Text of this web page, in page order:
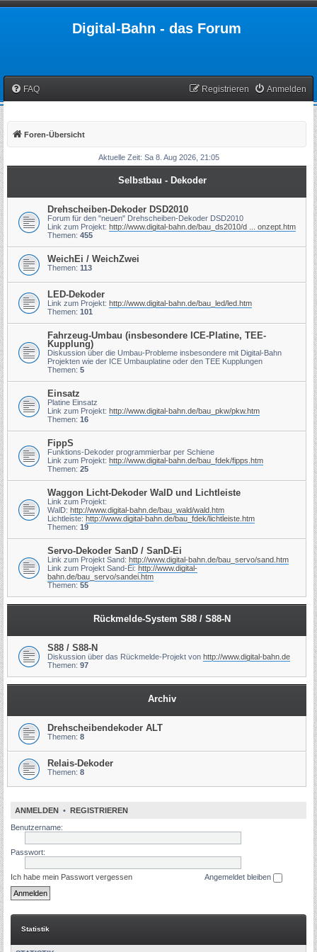
Digital-Bahn - das Forum
FAQ Anmelden
Registrieren
Foren-Übersicht
Aktuelle Zeit: Sa 8. Aug 2026, 21:05
Selbstbau - Dekoder
Drehscheiben-Dekoder DSD2010
Forum für den "neuen" Drehscheiben-Dekoder DSD2010
Link zum Projekt: http://www.digital-bahn.de/bau_ds2010/d ... onzept.htm
Themen: 455
WeichEi / WeichZwei
Themen: 113
LED-Dekoder
Link zum Projekt: http://www.digital-bahn.de/bau_led/led.htm
Themen: 101
Fahrzeug-Umbau (insbesondere ICE-Platine, TEE-
Kupplung)
Diskussion über die Umbau-Probleme insbesondere mit Digital-Bahn
Projekten wie der ICE Umbauplatine oder den TEE Kupplungen
Themen: 5
Einsatz
Platine Einsatz
Link zum Projekt: http://www.digital-bahn.de/bau_pkw/pkw.htm
Themen: 16
FippS
Funktions-Dekoder programmierbar per Schiene
Link zum Projekt: http://www.digital-bahn.de/bau_fdek/fipps.htm
Themen: 25
Waggon Licht-Dekoder WalD und Lichtleiste
Link zum Projekt:
WalD: http://www.digital-bahn.de/bau_wald/wald.htm
Lichtleiste: http://www.digital-bahn.de/bau_fdek/lichtleiste.htm
Themen: 19
Servo-Dekoder SanD / SanD-Ei
Link zum Projekt Sand: http://www.digital-bahn.de/bau_servo/sand.htm
Link zum Projekt Sand-Ei: http://www.digital-
bahn.de/bau_servo/sandei.htm
Themen: 55
Rückmelde-System S88 / S88-N
S88 / S88-N
Diskussion über das Rückmelde-Projekt von http://www.digital-bahn.de
Themen: 97
Archiv
Drehscheibendekoder ALT
Themen: 8
Relais-Dekoder
Themen: 8
ANMELDEN • REGISTRIEREN
Benutzername:
Passwort:
Ich habe mein Passwort vergessen Angemeldet bleiben
Statistik